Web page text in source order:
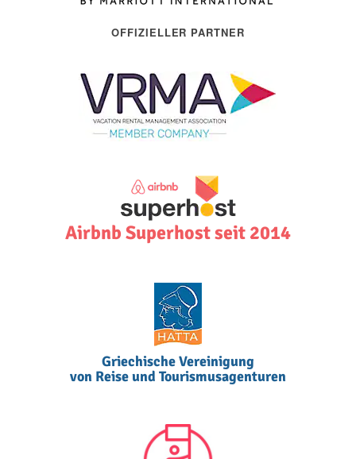
OFFIZIELLER PARTNER
Airbnb Superhost seit 2014
Griechische Vereinigung
von Reise und Tourismusagenturen